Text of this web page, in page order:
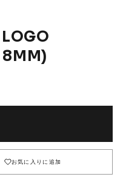
お気に入りに追加